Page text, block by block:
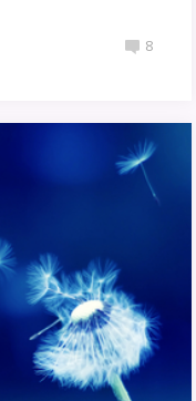
8